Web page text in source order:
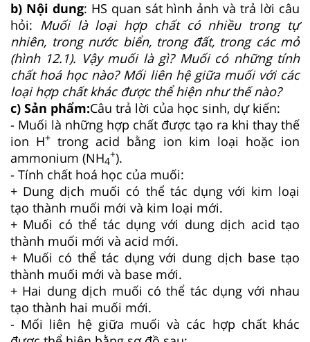
b) Nội dung: HS quan sát hình ảnh và trả lời câu
hỏi: Muối là loại hợp chất có nhiều trong tự
nhiên, trong nước biển, trong đất, trong các mỏ
(hình 12.1). Vậy muối là gì? Muối có những tính
chất hoá học nào? Mối liên hệ giữa muối với các
loại hợp chất khác được thể hiện như thế nào?
c) Sản phẩm:Câu trả lời của học sinh, dự kiến:
- Muối là những hợp chất được tạo ra khi thay thế
ion H+ trong acid bằng ion kim loại hoặc ion
ammonium (NH4
+).
- Tính chất hoá học của muối:
+ Dung dịch muối có thể tác dụng với kim loại
tạo thành muối mới và kim loại mới.
+ Muối có thể tác dụng với dung dịch acid tạo
thành muối mới và acid mới.
+ Muối có thể tác dụng với dung dịch base tạo
thành muối mới và base mới.
+ Hai dung dịch muối có thể tác dụng với nhau
tạo thành hai muối mới.
- Mối liên hệ giữa muối và các hợp chất khác